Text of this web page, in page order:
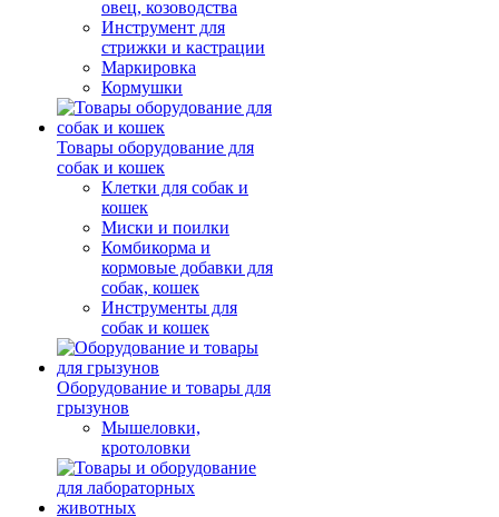
овец, козоводства
Инструмент для
стрижки и кастрации
Маркировка
Кормушки
Товары оборудование для
собак и кошек
Клетки для собак и
кошек
Миски и поилки
Комбикорма и
кормовые добавки для
собак, кошек
Инструменты для
собак и кошек
Оборудование и товары для
грызунов
Мышеловки,
кротоловки